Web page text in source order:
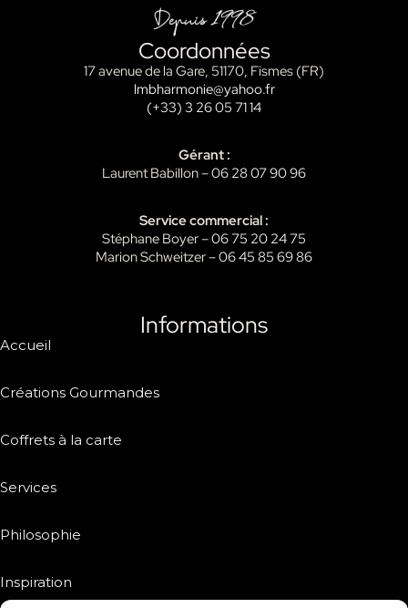
Coordonnées
17 avenue de la Gare, 51170, Fismes (FR)
lmbharmonie@yahoo.fr
(+33) 3 26 05 71 14
Gérant :
Laurent Babillon –06 28 07 90 96
Service commercial :
Stéphane Boyer –06 75 20 24 75
Marion Schweitzer –06 45 85 69 86
Informations
Accueil
Créations Gourmandes
Coffrets à la carte
Services
Philosophie
Inspiration